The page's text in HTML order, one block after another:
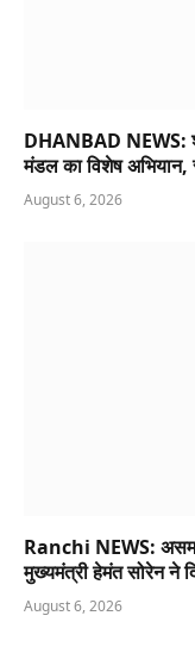
DHANBAD NEWS:
मंडल का विशेष अभियान,
August 6, 2026
Ranchi NEWS: असम
मुख्यमंत्री हेमंत सोरेन ने
August 6, 2026